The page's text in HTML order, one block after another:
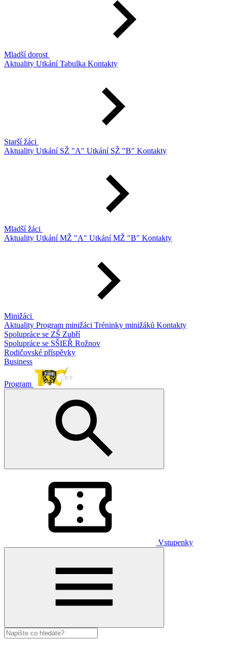
Mladší dorost
Aktuality UtkáníTabulka Kontakty
Starší žáci
Aktuality Utkání SŽ "A" Utkání SŽ "B" Kontakty
Mladší žáci
Aktuality Utkání MŽ "A" Utkání MŽ "B" Kontakty
Minižáci
Aktuality Program minižáci Tréninky minižáků Kontakty
Spolupráce se ZŠ Zubří
Spolupráce se SŠIEŘ Rožnov
Rodičovské příspěvky
Business
Program
Vstupenky